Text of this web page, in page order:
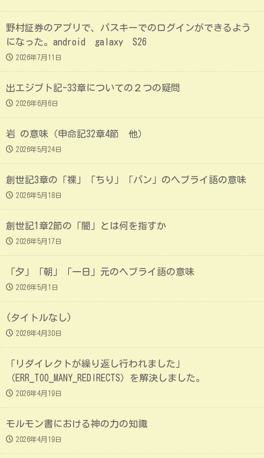
野村証券のアプリで、パスキーでのログインができるよう
になった。android galaxy S26
2026年7月11日
出エジプト記-33章についての２つの疑問
2026年6月6日
岩 の意味（申命記32章4節 他）
2026年5月24日
創世記3章の「裸」「ちり」「パン」のヘブライ語の意味
2026年5月18日
創世記1章2節の「闇」とは何を指すか
2026年5月17日
「夕」「朝」「一日」元のヘブライ語の意味
2026年5月1日
(タイトルなし)
2026年4月30日
「リダイレクトが繰り返し行われました」
（ERR_TOO_MANY_REDIRECTS）を解決しました。
2026年4月19日
モルモン書における神の力の知識
2026年4月19日